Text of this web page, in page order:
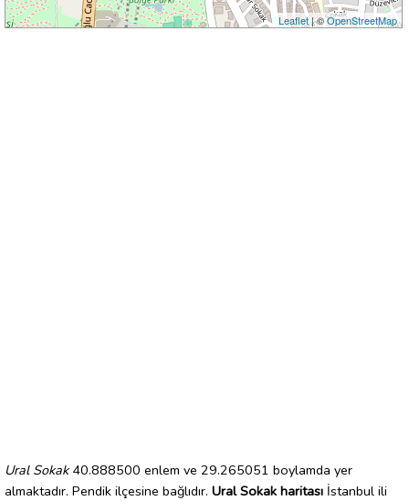
Leaflet| ©OpenStreetMap
Ural Sokak40.888500 enlem ve 29.265051 boylamda yer
almaktadır. Pendik ilçesine bağlıdır. Ural Sokak haritası İstanbul ili